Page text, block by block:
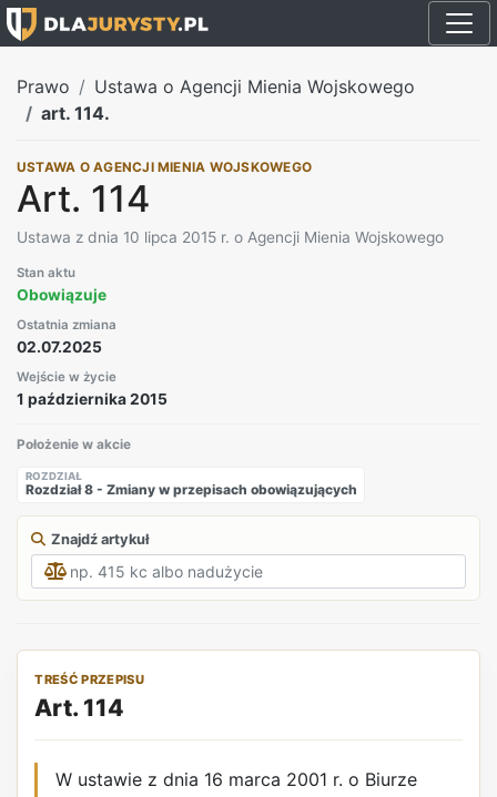
Prawo
Ustawa o Agencji Mienia Wojskowego
art. 114.
USTAWA O AGENCJI MIENIA WOJSKOWEGO
Art. 114
Ustawa z dnia 10 lipca 2015 r. o Agencji Mienia Wojskowego
Stan aktu
Obowiązuje
Ostatnia zmiana
02.07.2025
Wejście w życie
1 października 2015
Położenie w akcie
ROZDZIAŁ
Rozdział 8 - Zmiany w przepisach obowiązujących
Znajdź artykuł
TREŚĆ PRZEPISU
Art. 114
W ustawie z dnia 16 marca 2001 r. o Biurze